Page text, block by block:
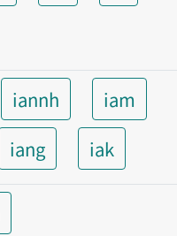
iannh
iam
iang iak